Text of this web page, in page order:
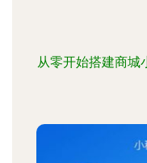
从零开始搭建商城